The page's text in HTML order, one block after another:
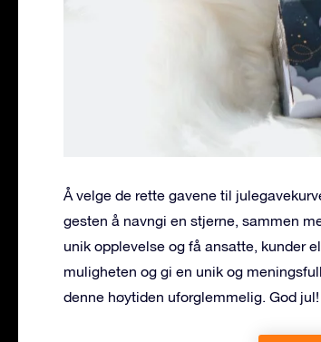
Å velge de rette gavene til
gesten å navngi en stjerne, sammen
unik opplevelse og få ansatte, kunder
muligheten og gi en unik og
denne høytiden uforglemmelig. God jul!